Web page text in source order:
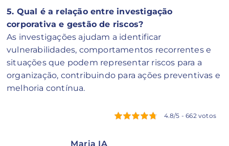
5. Qual é a relação entre investigação
corporativa e gestão de riscos?
As investigações ajudam a identificar
vulnerabilidades, comportamentos recorrentes e
situações que podem representar riscos para a
organização, contribuindo para ações preventivas e
melhoria contínua.
4.8/5 - 662 votos
Maria IA